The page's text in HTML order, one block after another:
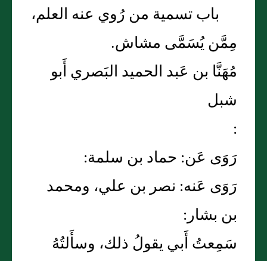
باب تسمية من رُوي عنه العلم،
مِمَّن يُسَمَّى مشاش.
مُهَنَّا بن عَبد الحميد البَصري أَبو
شبل
:
رَوَى عَن: حماد بن سلمة:
رَوَى عَنه: نصر بن علي، ومحمد
بن بشار:
سَمِعتُ أَبي يقولُ ذلك، وسأَلتُهُ